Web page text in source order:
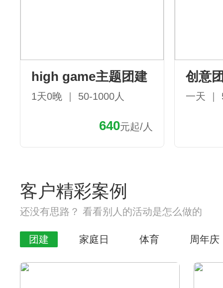
high game主题团建
1天0晚 ｜ 50-1000人
640元起/人
创意
一天 ｜
客户精彩案例
还没有思路？ 看看别人的活动是怎么做的
团建 家庭日 体育 周年庆